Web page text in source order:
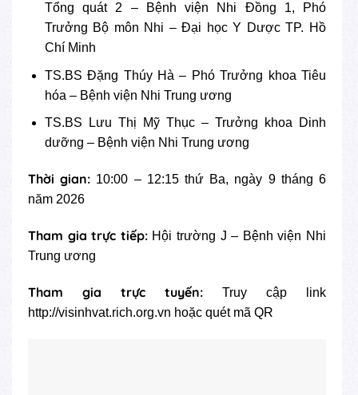
Tổng quát 2 – Bệnh viện Nhi Đồng 1, Phó
Trưởng Bộ môn Nhi – Đại học Y Dược TP. Hồ
Chí Minh
TS.BS Đặng Thúy Hà – Phó Trưởng khoa Tiêu
hóa – Bệnh viện Nhi Trung ương
TS.BS Lưu Thị Mỹ Thục – Trưởng khoa Dinh
dưỡng – Bệnh viện Nhi Trung ương
Thời gian: 10:00 – 12:15 thứ Ba, ngày 9 tháng 6
năm 2026
Tham gia trực tiếp:Hội trường J – Bệnh viện Nhi
Trung ương
Tham gia trực tuyến: Truy cập link
http://visinhvat.rich.org.vn hoặc quét mã QR